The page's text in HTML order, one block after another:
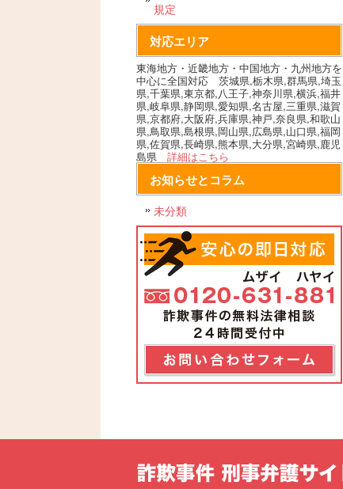
規定
対応エリア
東海地方・近畿地方・中国地方・九州地方を
中心に全国対応 茨城県,栃木県,群馬県,埼玉
県,千葉県,東京都,八王子,神奈川県,横浜,福井
県,岐阜県,静岡県,愛知県,名古屋,三重県,滋賀
県,京都府,大阪府,兵庫県,神戸,奈良県,和歌山
県,鳥取県,島根県,岡山県,広島県,山口県,福岡
県,佐賀県,長崎県,熊本県,大分県,宮崎県,鹿児
島県 詳細はこちら
お知らせとコラム
未分類